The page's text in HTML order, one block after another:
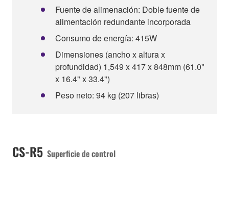
Fuente de alimenación: Doble fuente de
alimentación redundante incorporada
Consumo de energía: 415W
Dimensiones (ancho x altura x
profundidad) 1,549 x 417 x 848mm (61.0"
x 16.4" x 33.4")
Peso neto: 94 kg (207 libras)
CS-R5 Superficie de control